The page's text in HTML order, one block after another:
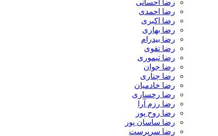
رضا احسانی
رضا احمدی
رضا اکبری
رضا بهاری
رضا بیدرام
رضا تقوی
رضا تیموری
رضا جوان
رضا چناری
رضا خادمیان
رضا رخساری
رضا رزم آرا
رضا روح پور
رضا ساسان پور
رضا سرپرست